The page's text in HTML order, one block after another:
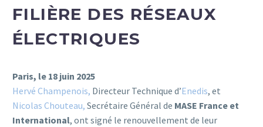
FILIÈRE DES RÉSEAUX
ÉLECTRIQUES
Paris, le 18 juin 2025
Hervé Champenois, Directeur Technique d’Enedis, et
Nicolas Chouteau, Secrétaire Général de MASE France et
International, ont signé le renouvellement de leur